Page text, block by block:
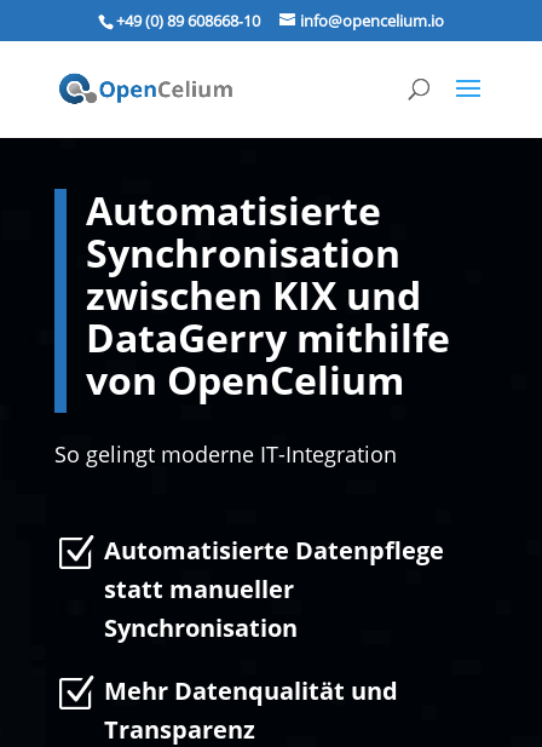
+49 (0) 89 608668‑10 info@opencelium.io
Automatisierte
Synchronisation
zwischen KIX und
DataGerry mithilfe
von OpenCelium
So gelingt moderne IT-Integration
Z Automatisierte Datenpflege
statt manueller
Synchronisation
Z Mehr Datenqualität und
Transparenz